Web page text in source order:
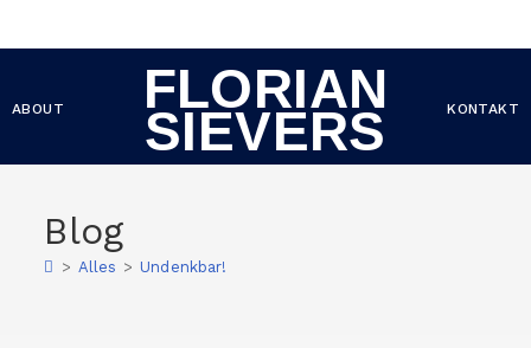
ABOUT FLORIAN
SIEVERS KONTAKT
Blog
> Alles > Undenkbar!